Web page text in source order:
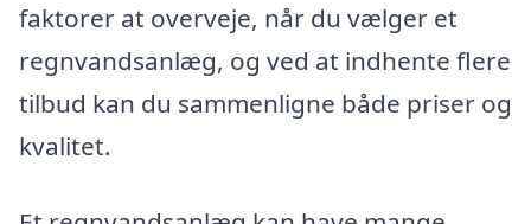
faktorer at overveje, når du vælger et
regnvandsanlæg, og ved at indhente flere
tilbud kan du sammenligne både priser og
kvalitet.